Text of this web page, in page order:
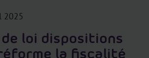
2025
loi dispositions
la fiscalité